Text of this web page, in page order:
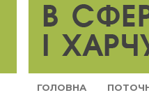
ГОЛОВНА